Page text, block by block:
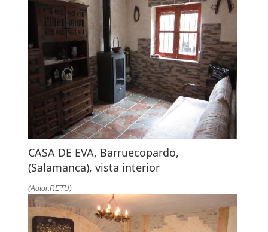
CASA DE EVA, Barruecopardo,
(Salamanca), vista interior
(Autor:RETU)